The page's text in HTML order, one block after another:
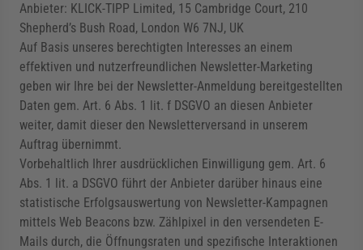
Anbieter: KLICK-TIPP Limited, 15 Cambridge Court, 210
Shepherd’s Bush Road, London W6 7NJ, UK
Auf Basis unseres berechtigten Interesses an einem
effektiven und nutzerfreundlichen Newsletter-Marketing
geben wir Ihre bei der Newsletter-Anmeldung bereitgestellten
Daten gem. Art. 6 Abs. 1 lit. f DSGVO an diesen Anbieter
weiter, damit dieser den Newsletterversand in unserem
Auftrag übernimmt.
Vorbehaltlich Ihrer ausdrücklichen Einwilligung gem. Art. 6
Abs. 1 lit. a DSGVO führt der Anbieter darüber hinaus eine
statistische Erfolgsauswertung von Newsletter-Kampagnen
mittels Web Beacons bzw. Zählpixel in den versendeten E-
Mails durch, die Öffnungsraten und spezifische Interaktionen